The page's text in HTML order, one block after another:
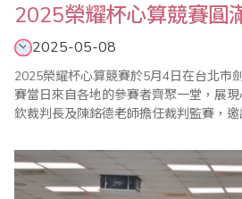
2025榮耀杯心算競賽圓
2025-05-08
2025榮耀杯心算競賽於5月4日在台北市
賽當日來自各地的參賽者齊聚一堂，展
欽裁判長及陳銘德老師擔任裁判監賽，
會長張志勇，擔任本次頒獎嘉賓，為選
算競賽，分別由陳禹成選手、蔡杭融選
即進行比賽及頒獎，主辦單位特別在頒獎